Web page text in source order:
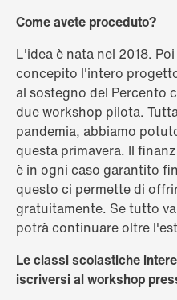
Come avete proceduto?
L'idea è nata nel 2018.
concepito l'intero
al sostegno del Percento
due workshop pilota.
pandemia, abbiamo
questa primavera. Il
è in ogni caso garantito
questo ci permette di
gratuitamente. Se tutto
potrà continuare oltre
Le classi scolastiche
iscriversi al workshop